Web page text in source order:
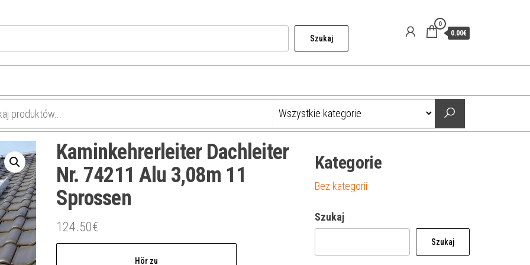
Szukaj
0
0.00€
Kaminkehrerleiter Dachleiter
Nr. 74211 Alu 3,08m 11
Sprossen
124.50€
Hör zu
Kategorie
Bez kategorii
Szukaj
Szukaj